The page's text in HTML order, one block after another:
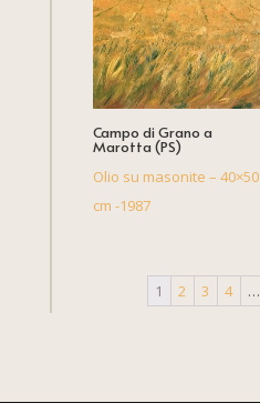
Campo di Grano a
Marotta (PS)
Olio su masonite – 40×50
cm -1987
1 2 3 4 …